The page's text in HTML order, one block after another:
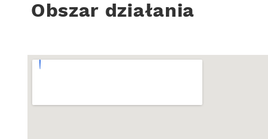
Obszar działania